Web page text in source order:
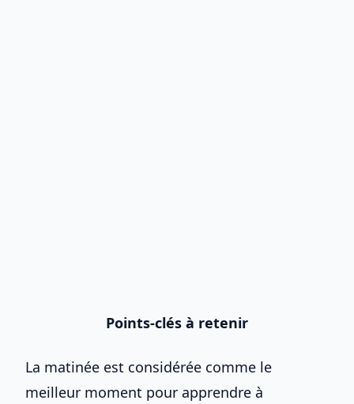
Points-clés à retenir
La matinée est considérée comme le
meilleur moment pour apprendre à